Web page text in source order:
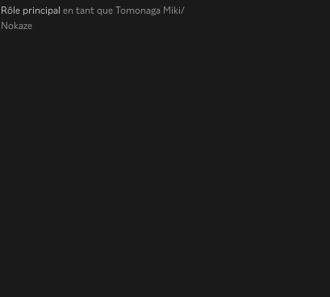
Rôle principal en tant que Tomonaga Miki/
Nokaze